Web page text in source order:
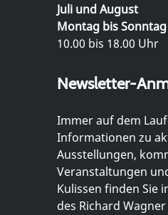
Juli und August
Montag bis Sonntag
10.00 bis 18.00 Uhr
Newsletter-
Immer auf dem
Informationen zu
Ausstellungen,
Veranstaltungen
Kulissen finden Sie
des Richard